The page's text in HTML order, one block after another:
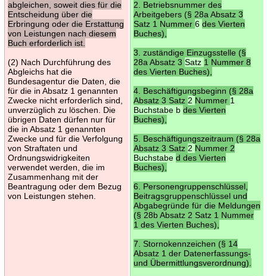
abgleichen, soweit dies für die
Entscheidung über die
Erbringung oder die Erstattung
von Leistungen nach diesem
Buch erforderlich ist.
(2) Nach Durchführung des
Abgleichs hat die
Bundesagentur die Daten, die
für die in Absatz 1 genannten
Zwecke nicht erforderlich sind,
unverzüglich zu löschen. Die
übrigen Daten dürfen nur für
die in Absatz 1 genannten
Zwecke und für die Verfolgung
von Straftaten und
Ordnungswidrigkeiten
verwendet werden, die im
Zusammenhang mit der
Beantragung oder dem Bezug
von Leistungen stehen.
2. Betriebsnummer des
Arbeitgebers (§ 28a Absatz 3
Satz 1 Nummer 6 des Vierten
Buches),
3. zuständige Einzugsstelle (§
28a Absatz 3 Satz 1 Nummer 8
des Vierten Buches),
4. Beschäftigungsbeginn (§ 28a
Absatz 3 Satz 2 Nummer 1
Buchstabe b des Vierten
Buches),
5. Beschäftigungszeitraum (§ 28a
Absatz 3 Satz 2 Nummer 2
Buchstabe d des Vierten
Buches),
6. Personengruppenschlüssel,
Beitragsgruppenschlüssel und
Abgabegründe für die Meldungen
(§ 28b Absatz 2 Satz 1 Nummer
1 des Vierten Buches),
7. Stornokennzeichen (§ 14
Absatz 1 der Datenerfassungs-
und Übermittlungsverordnung).